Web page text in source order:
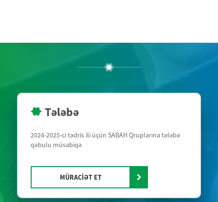
Tələbə
2024-2025-ci tədris ili üçün SABAH Qruplarına tələbə
qəbulu müsabiqə
MÜRACİƏT ET